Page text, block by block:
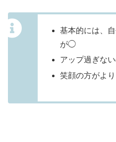
基本的には、
が◯
アップ過ぎな
笑顔の方がよ